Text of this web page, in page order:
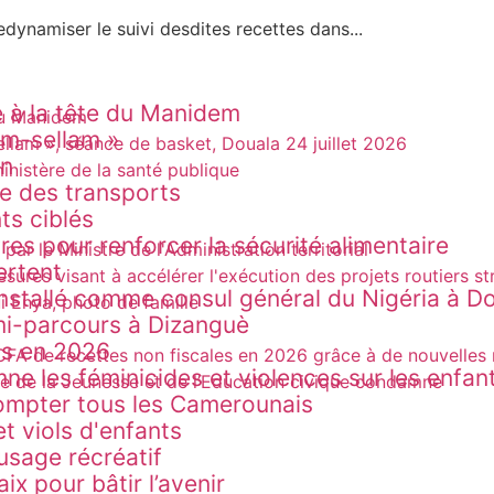
le suivi desdites recettes dans...
à la tête du Manidem
sellam »
des transports
ciblés
pour renforcer la sécurité alimentaire
comme consul général du Nigéria à
parcours à Dizanguè
en 2026
les féminicides et violences sur les
tous les Camerounais
viols d'enfants
récréatif
pour bâtir l’avenir